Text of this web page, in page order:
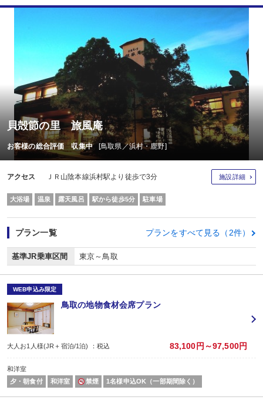
貝殻節の里 旅風庵
お客様の総合評価 収集中 [鳥取県／浜村・鹿野]
アクセス ＪＲ山陰本線浜村駅より徒歩で3分 施設詳細
大浴場 温泉 露天風呂 駅から徒歩5分 駐車場
プラン一覧 プランをすべて見る（2件）
基準JR乗車区間 東京～鳥取
WEB申込み限定
鳥取の地物食材会席プラン
大人お1人様(JR＋宿泊/1泊) ：税込 83,100円～97,500円
和洋室
夕・朝食付
和洋室 禁煙 1名様申込OK（一部期間除く）